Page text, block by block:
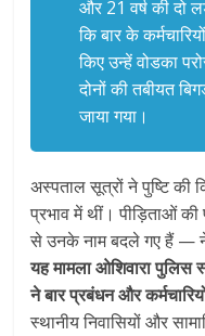
और 21 वर्ष की दो
कि बार के
किए उन्हें वोडका
दोनों की तबीयत
जाया गया।
अस्पताल सूत्रों ने पुष्टि की
प्रभाव में थीं। पीड़िताओं की
से उनके नाम बदले गए हैं —
यह मामला ओशिवारा
ने बार प्रबंधन और
स्थानीय निवासियों और